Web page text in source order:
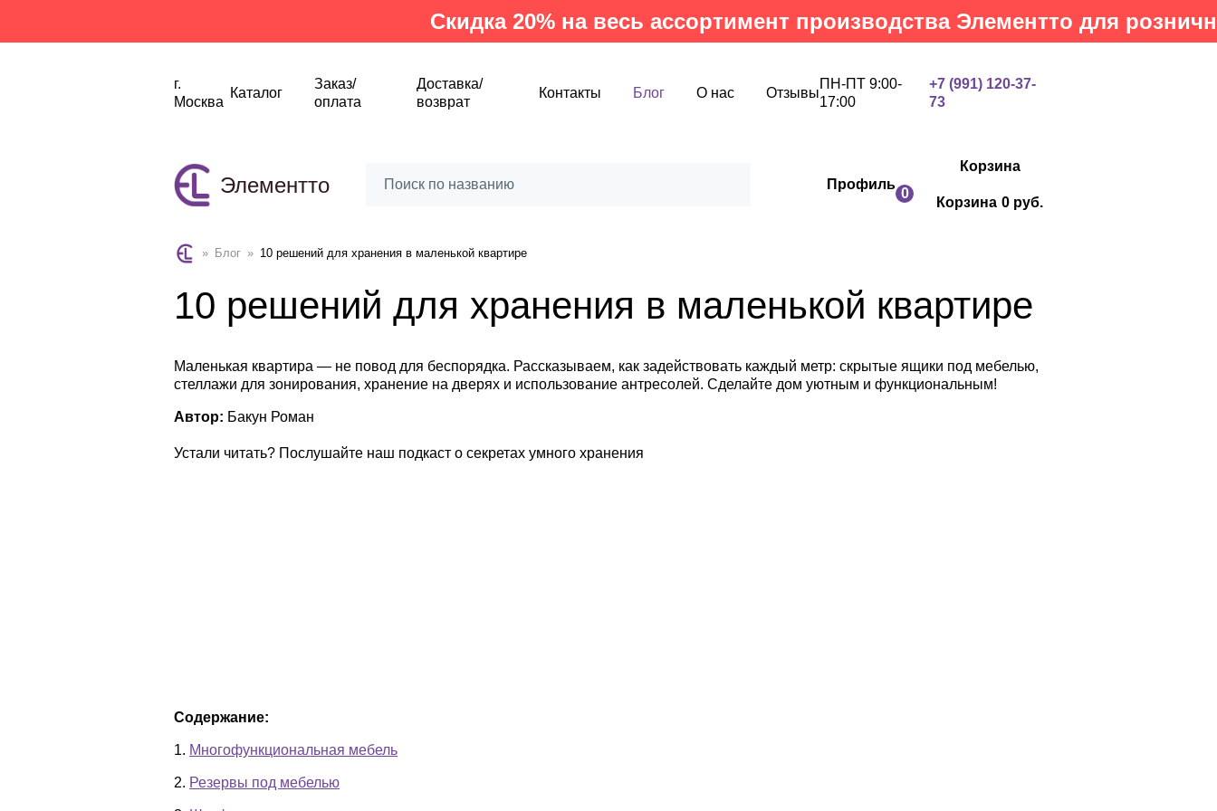
Скидка 20% на весь ассортимент производства Элементто для розничных
г.
Москва
Каталог
Заказ/
оплата
Доставка/
возврат
Контакты Блог О нас Отзывы
ПН-ПТ 9:00-
17:00
+7 (991) 120-37-
73
Элементто Профиль
Корзина
0
Корзина 0 руб.
» Блог » 10 решений для хранения в маленькой квартире
10 решений для хранения в маленькой квартире
Маленькая квартира — не повод для беспорядка. Рассказываем, как задействовать каждый метр: скрытые ящики под мебелью,
стеллажи для зонирования, хранение на дверях и использование антресолей. Сделайте дом уютным и функциональным!
Автор: Бакун Роман
Устали читать? Послушайте наш подкаст о секретах умного хранения
Содержание:
1. Многофункциональная мебель
2. Резервы под мебелью